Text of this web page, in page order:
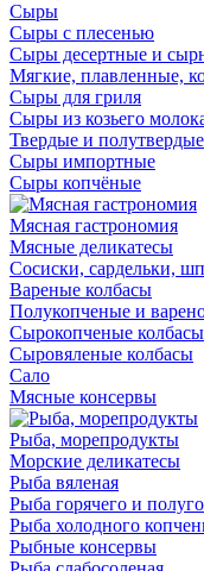
Сыры
Сыры с плесенью
Сыры десертные и
Мягкие, плавленные,
Сыры для гриля
Сыры из козьего
Твердые и
Сыры импортные
Сыры копчёные
Мясная гастрономия
Мясные деликатесы
Сосиски, сардельки,
Вареные колбасы
Полукопченые и
Сырокопченые колбасы
Сыровяленые колбасы
Сало
Мясные консервы
Рыба, морепродукты
Морские деликатесы
Рыба вяленая
Рыба горячего и
Рыба холодного
Рыбные консервы